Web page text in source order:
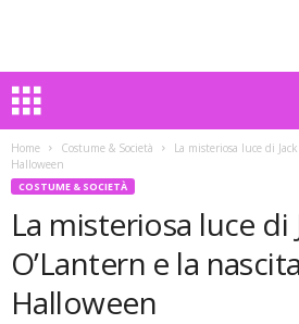
Home Costume & Società
La misteriosa luce di
Halloween
COSTUME & SOCIETÀ
La misteriosa luce di
O’Lantern e la
Halloween